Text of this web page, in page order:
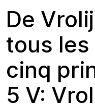
De
tous
cinq
5 V: